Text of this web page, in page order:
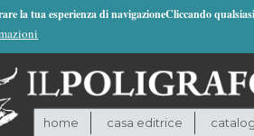
la tua esperienza di navigazioneCliccando
home casa editrice